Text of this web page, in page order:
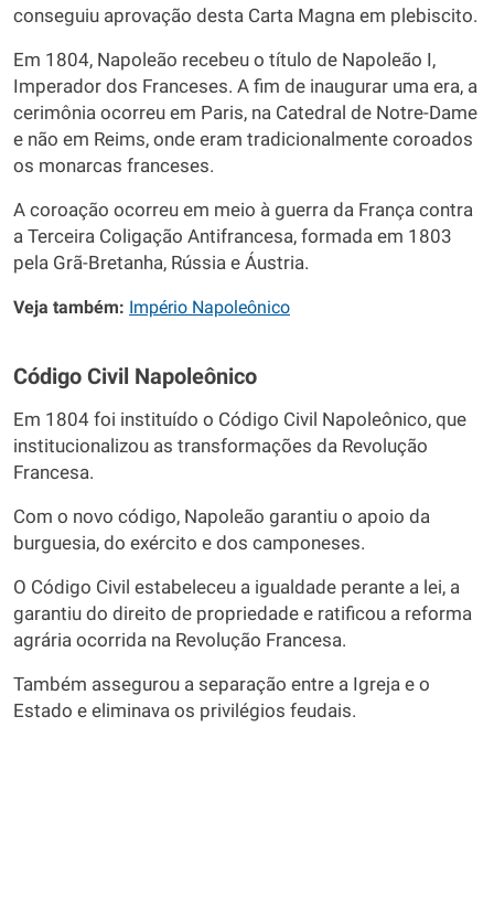
conseguiu aprovação desta Carta Magna em plebiscito.
Em 1804, Napoleão recebeu o título de Napoleão I,
Imperador dos Franceses. A fim de inaugurar uma era, a
cerimônia ocorreu em Paris, na Catedral de Notre-Dame
e não em Reims, onde eram tradicionalmente coroados
os monarcas franceses.
A coroação ocorreu em meio à guerra da França contra
a Terceira Coligação Antifrancesa, formada em 1803
pela Grã-Bretanha, Rússia e Áustria.
Veja também: Império Napoleônico
Código Civil Napoleônico
Em 1804 foi instituído o Código Civil Napoleônico, que
institucionalizou as transformações da Revolução
Francesa.
Com o novo código, Napoleão garantiu o apoio da
burguesia, do exército e dos camponeses.
O Código Civil estabeleceu a igualdade perante a lei, a
garantiu do direito de propriedade e ratificou a reforma
agrária ocorrida na Revolução Francesa.
Também assegurou a separação entre a Igreja e o
Estado e eliminava os privilégios feudais.